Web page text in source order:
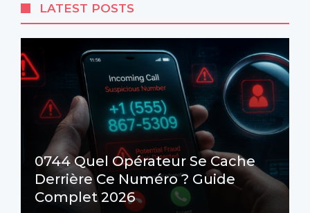
LATEST POSTS
0744 Quel Opérateur Se Cache
Derrière Ce Numéro ? Guide
Complet 2026